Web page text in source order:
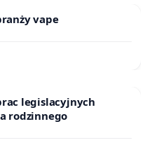
vape
legislacyjnych
rodzinnego